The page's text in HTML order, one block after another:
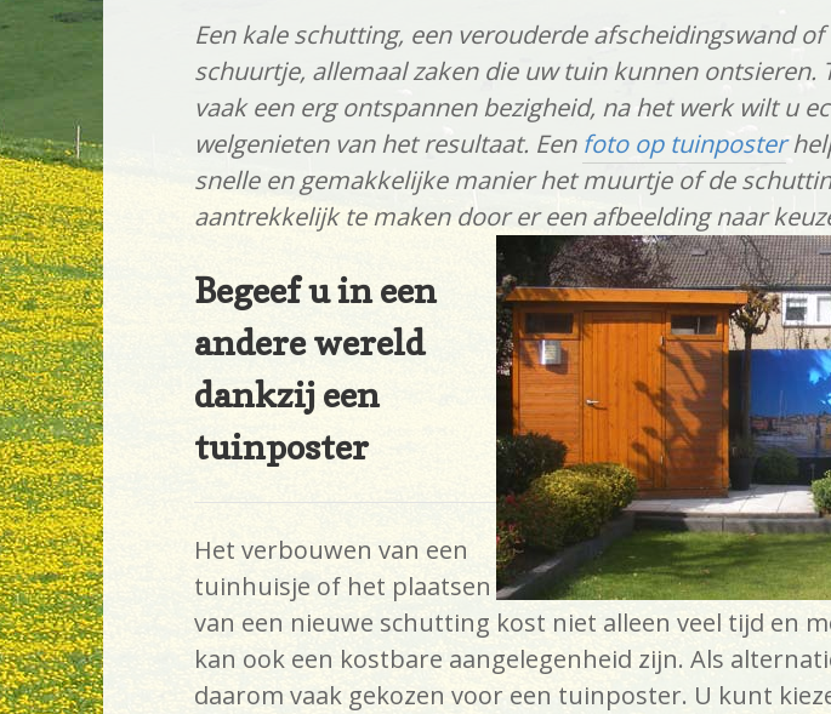
Een kale schutting, een verouderde afscheidingswand of
schuurtje, allemaal zaken die uw tuin kunnen ontsieren.
vaak een erg ontspannen bezigheid, na het werk wilt u
welgenieten van het resultaat. Een foto op tuinposter
snelle en gemakkelijke manier het muurtje of de
aantrekkelijk te maken door er een afbeelding naar
Begeef u in een
andere wereld
dankzij een
tuinposter
Het verbouwen van een
tuinhuisje of het plaatsen
van een nieuwe schutting kost niet alleen veel tijd en
kan ook een kostbare aangelegenheid zijn. Als
daarom vaak gekozen voor een tuinposter. U kunt